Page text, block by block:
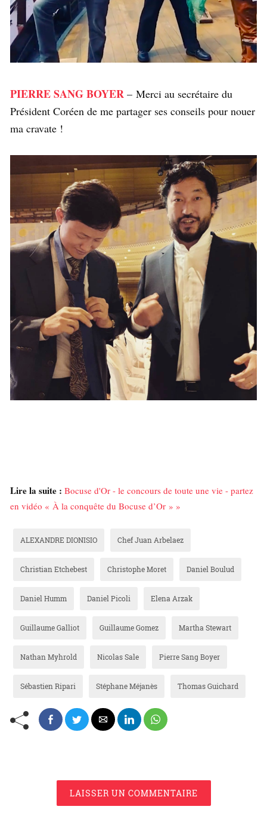
PIERRE SANG BOYER – Merci au secrétaire du
Président Coréen de me partager ses conseils pour nouer
ma cravate !
Lire la suite : Bocuse d'Or - le concours de toute une vie - partez
en vidéo « À la conquête du Bocuse d’Or » »
ALEXANDRE DIONISIO Chef Juan Arbelaez
Christian Etchebest Christophe Moret Daniel Boulud
Daniel Humm Daniel Picoli Elena Arzak
Guillaume Galliot Guillaume Gomez Martha Stewart
Nathan Myhrold Nicolas Sale Pierre Sang Boyer
Sébastien Ripari Stéphane Méjanès Thomas Guichard
LAISSER UN COMMENTAIRE